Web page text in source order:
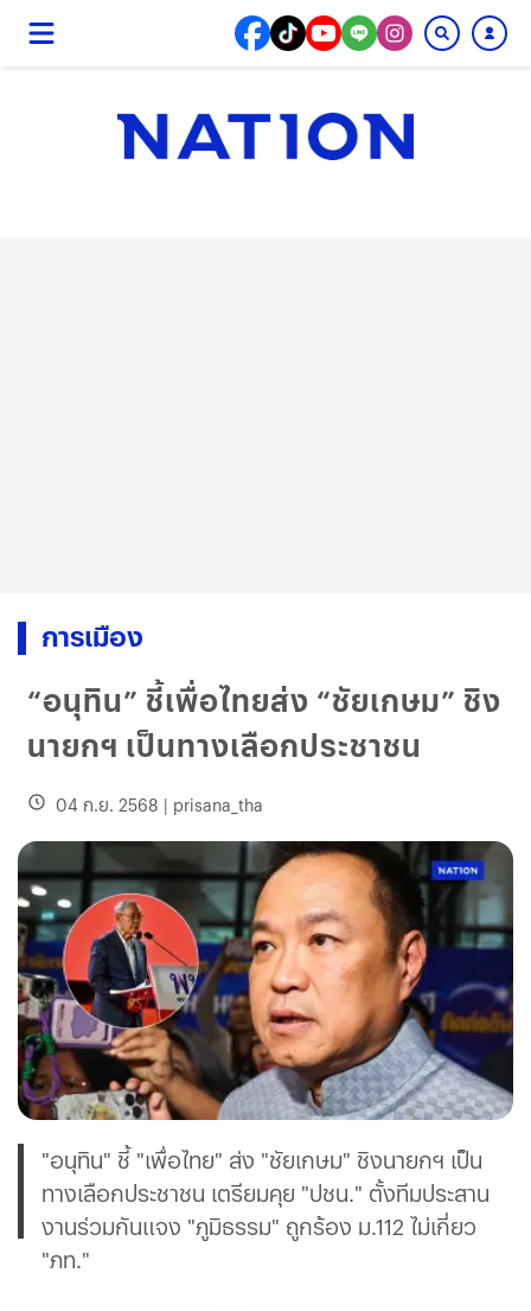
การเมือง
“อนุทิน” ชี้เพื่อไทยส่ง “ชัยเกษม” ชิง
นายกฯ เป็นทางเลือกประชาชน
04 ก.ย. 2568 | prisana_tha
"อนุทิน" ชี้ "เพื่อไทย" ส่ง "ชัยเกษม" ชิงนายกฯ เป็น
ทางเลือกประชาชน เตรียมคุย "ปชน." ตั้งทีมประสาน
งานร่วมกันแจง "ภูมิธรรม" ถูกร้อง ม.112 ไม่เกี่ยว
"ภท."